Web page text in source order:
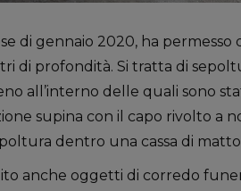
di gennaio 2020, ha
di profondità. Si tratta di
all’interno delle quali sono
supina con il capo rivolto a
dentro una cassa di
anche oggetti di corredo